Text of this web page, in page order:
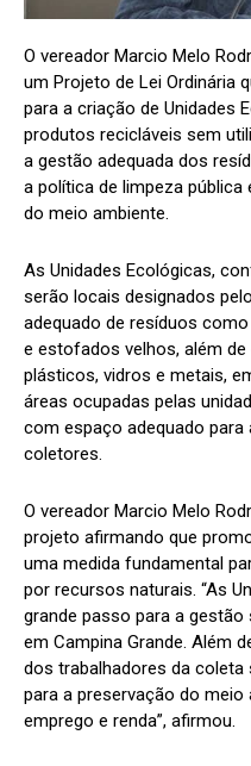
O vereador Marcio Melo
um Projeto de Lei Ordinária
para a criação de Unidades
produtos recicláveis sem
a gestão adequada dos
a política de limpeza
do meio ambiente.
As Unidades Ecológicas,
serão locais designados
adequado de resíduos
e estofados velhos, além
plásticos, vidros e metais,
áreas ocupadas pelas
com espaço adequado
coletores.
O vereador Marcio Melo
projeto afirmando que
uma medida fundamental
por recursos naturais. “As
grande passo para a
em Campina Grande. Além
dos trabalhadores da coleta
para a preservação do meio
emprego e renda”, afirmou.